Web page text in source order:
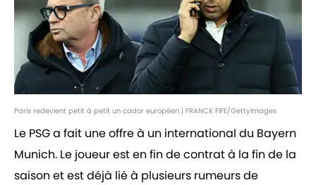
Paris redevient petit à petit un cador européen | FRANCK FIFE/GettyImages
Le PSG a fait une offre à un international du Bayern
Munich. Le joueur est en fin de contrat à la fin de la
saison et est déjà lié à plusieurs rumeurs de